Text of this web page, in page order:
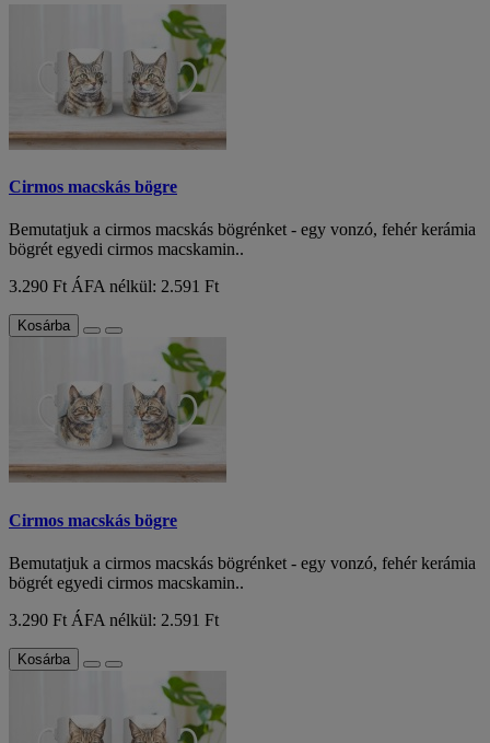
Cirmos macskás bögre
Bemutatjuk a cirmos macskás bögrénket - egy vonzó, fehér kerámia
bögrét egyedi cirmos macskamin..
3.290 Ft ÁFA nélkül: 2.591 Ft
Kosárba
Cirmos macskás bögre
Bemutatjuk a cirmos macskás bögrénket - egy vonzó, fehér kerámia
bögrét egyedi cirmos macskamin..
3.290 Ft ÁFA nélkül: 2.591 Ft
Kosárba